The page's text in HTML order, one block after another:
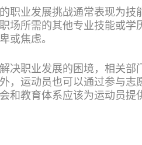
职业发展挑战通常表现为
场所需的其他专业技能或
或焦虑。
决职业发展的困境，相关
，运动员也可以通过参与
和教育体系应该为运动员